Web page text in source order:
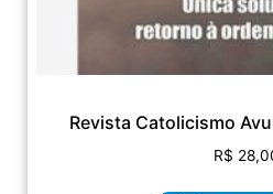
Revista Catolicismo
R$